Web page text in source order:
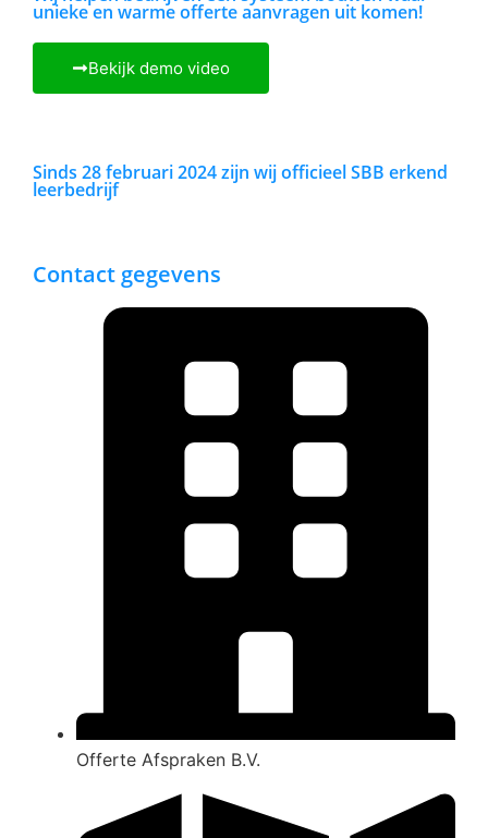
unieke en warme offerte aanvragen uit komen!
Bekijk demo video
Sinds 28 februari 2024 zijn wij officieel SBB erkend
leerbedrijf
Contact gegevens
Offerte Afspraken B.V.